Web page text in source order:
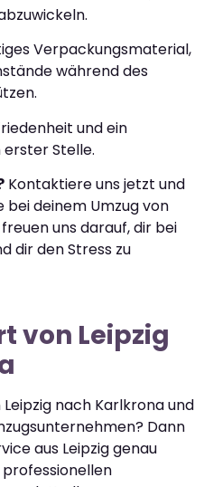
Verpackungsmaterial,
während des
und ein
Stelle.
Kontaktiere uns jetzt und
deinem Umzug von
uns darauf, dir bei
dir den Stress zu
von Leipzig
nach Karlkrona und
Dann
aus Leipzig genau